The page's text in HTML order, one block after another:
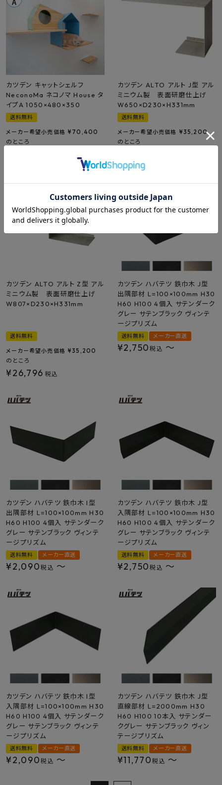
カツデン キャットシェルフ
NeconoMa ネコノマ House タ
イプA 1050×480×350
送料無料
メーカー希望小売価格 ¥ 70,400
のところ
カツデン ALTO アルト J型 アル
ミニウム製 表面研磨仕上げ
W650×D230×H331mm
送料無料
メーカー希望小売価格 ¥ 35,200
のところ
カツデン ALTO アルト Z型 アル
ミニウム製 表面研磨仕上げ
W807×D230×H331mm
送料無料
メーカー希望小売価格 ¥ 35,200
のところ
¥26,796 税込
カツデン ハバテツ 鉄巾木 J型
出隅部材 L=100×100mm H30
H60 H100 4個入 サテンダーク
グレー サテンブラック ヴィンテ
ージプリズム
送料無料 メーカー直送
¥2,750税込 〜
カツデン ハバテツ 鉄巾木 I型
出隅部材 L=100×100mm H30
H60 H100 4個入 サテンダーク
グレー サテンブラック ヴィンテ
ージプリズム
送料無料 メーカー直送
¥2,090 税込 〜
カツデン ハバテツ 鉄巾木 J型
入隅部材 L=100×100mm H30
H60 H100 4個入 サテンダーク
グレー サテンブラック ヴィンテ
ージプリズム
送料無料 メーカー直送
¥2,750税込 〜
カツデン ハバテツ 鉄巾木 I型
入隅部材 L=100×100mm H30
H60 H100 4個入 サテンダーク
グレー サテンブラック ヴィンテ
ージプリズム
送料無料 メーカー直送
¥2,090 税込 〜
カツデン ハバテツ 鉄巾木 J型
直線部材 L=2000mm H30
H60 H100 10本入 サテンダー
クグレー サテンブラック ヴィン
テージプリズム
送料無料 メーカー直送
¥11,770税込 〜